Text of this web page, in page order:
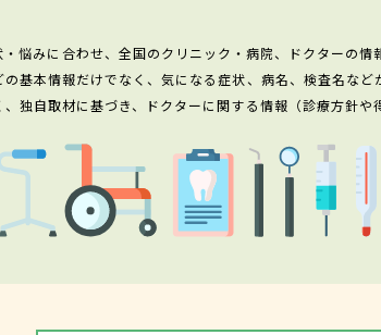
悩みに合わせ、全国のクリニック・病院、ドクターの情
基本情報だけでなく、気になる症状、病名、検査名な
独自取材に基づき、ドクターに関する情報（診療方針や